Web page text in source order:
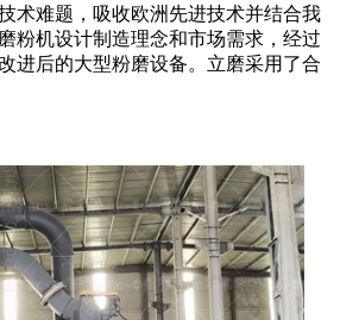
术难题，吸收欧洲先进技术并结合我
粉机设计制造理念和市场需求，经过
进后的大型粉磨设备。立磨采用了合